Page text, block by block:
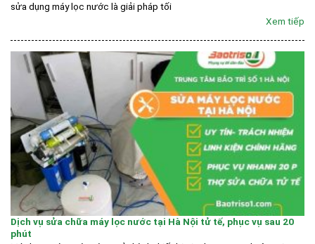
sửa dụng máy lọc nước là giải pháp tối
Xem tiếp
Dịch vụ sửa chữa máy lọc nước tại Hà Nội tử tế, phục vụ sau 20
phút